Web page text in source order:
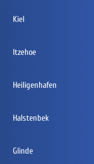
Kiel
Itzehoe
Heiligenhafen
Halstenbek
Glinde